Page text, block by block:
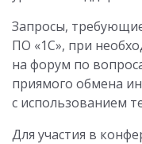
Запросы,
ПО «1С», при
на форум по
приямого обмена
с использованием
Для участия в